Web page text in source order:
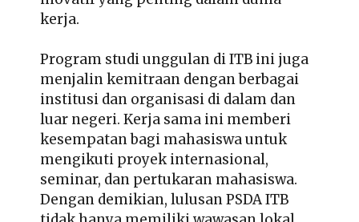
kerja.
Program studi unggulan di ITB ini juga
menjalin kemitraan dengan berbagai
institusi dan organisasi di dalam dan
luar negeri. Kerja sama ini memberi
kesempatan bagi mahasiswa untuk
mengikuti proyek internasional,
seminar, dan pertukaran mahasiswa.
Dengan demikian, lulusan PSDA ITB